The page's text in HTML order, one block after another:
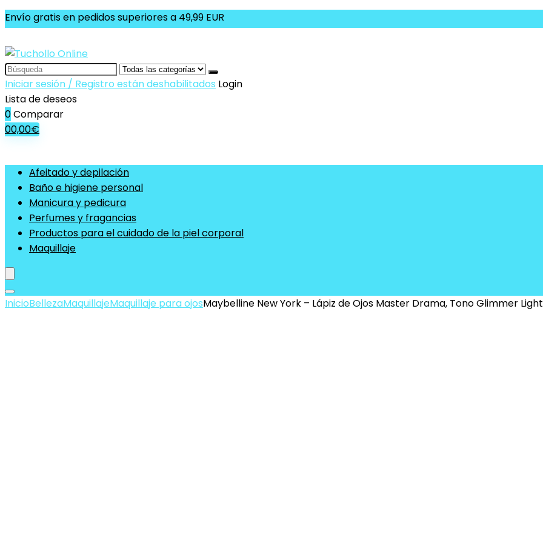
Envío gratis en pedidos superiores a 49,99 EUR
Search
for:
Iniciar sesión / Registro están deshabilitados Login
Lista de deseos
0Comparar
00,00€
Afeitado y depilación
Baño e higiene personal
Manicura y pedicura
Perfumes y fragancias
Productos para el cuidado de la piel corporal
Maquillaje
InicioBellezaMaquillajeMaquillaje para ojosMaybelline New York – Lápiz de Ojos Master Drama, Tono Glimmer